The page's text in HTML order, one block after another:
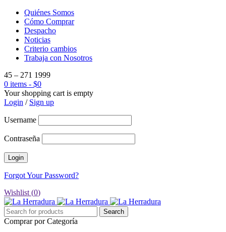
Quiénes Somos
Cómo Comprar
Despacho
Noticias
Criterio cambios
Trabaja con Nosotros
45 – 271 1999
0 items - $0
Your shopping cart is empty
Login / Sign up
Username
Contraseña
Forgot Your Password?
Wishlist (0)
Comprar por Categoría